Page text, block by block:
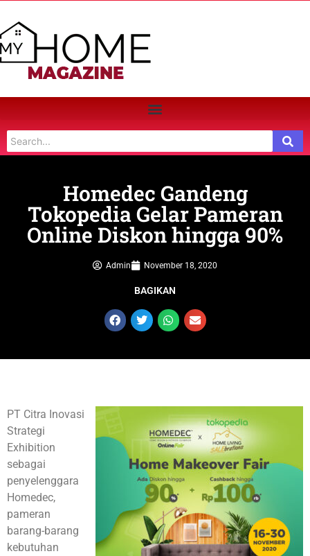
Homedec Gandeng
Tokopedia Gelar Pameran
Online Diskon hingga 90%
Admin November 18, 2020
BAGIKAN
PT Citra Inovasi
Strategi
Exhibition
sebagai
penyelenggara
Homedec,
pameran
barang-barang
kebutuhan